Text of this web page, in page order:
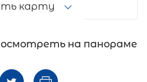
карту
на панораме